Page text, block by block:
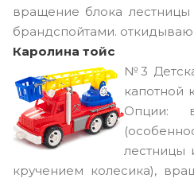
вращение блока
брандспойтами.
Каролина тойс
№3
капотной
Опции:
лестницы
кручением колесика),